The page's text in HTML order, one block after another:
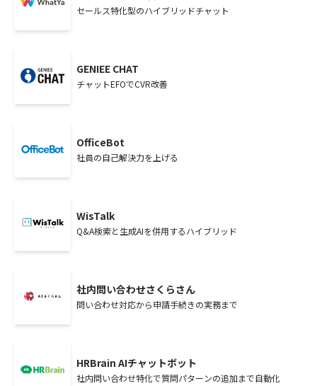
セールス特化型のハイブリッドチャット
GENIEE CHAT
チャットEFOでCVR改善
OfficeBot
社員の自己解決力を上げる
WisTalk
Q&A検索と生成AIを併用するハイブリッド
社内問い合わせさくらさん
問い合わせ対応から申請手続きの実務まで
HRBrain AIチャットボット
社内問い合わせ特化で質問パターンの追加まで自動化